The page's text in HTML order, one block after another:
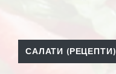
САЛАТИ (РЕЦЕПТИ)